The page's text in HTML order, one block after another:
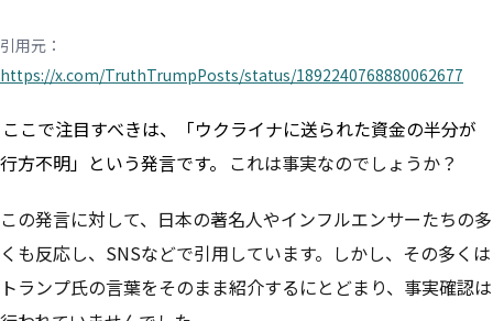
引用元：
https://x.com/TruthTrumpPosts/status/1892240768880062677
ここで注目すべきは、「ウクライナに送られた資金の半分が
行方不明」という発言です。 これは事実なのでしょうか？
この発言に対して、日本の著名人やインフルエンサーたちの多
くも反応し、SNSなどで引用しています。しかし、その多くは
トランプ氏の言葉をそのまま紹介するにとどまり、事実確認は